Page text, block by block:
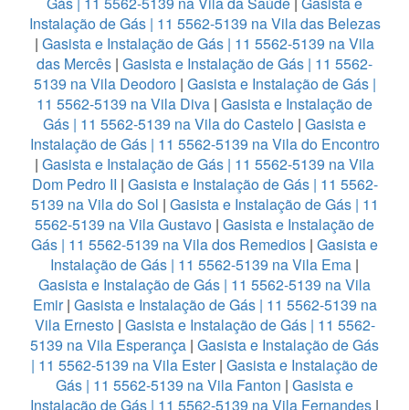
Instalação de Gás | 11 5562-5139 na Vila das Belezas
| Gasista e Instalação de Gás | 11 5562-5139 na Vila
das Mercês | Gasista e Instalação de Gás | 11 5562-
5139 na Vila Deodoro| Gasista e Instalação de Gás |
11 5562-5139 na Vila Diva | Gasista e Instalação de
Gás | 11 5562-5139 na Vila do Castelo | Gasista e
Instalação de Gás | 11 5562-5139 na Vila do Encontro
| Gasista e Instalação de Gás | 11 5562-5139 na Vila
Dom Pedro II | Gasista e Instalação de Gás | 11 5562-
5139 na Vila do Sol | Gasista e Instalação de Gás | 11
5562-5139 na Vila Gustavo | Gasista e Instalação de
Gás | 11 5562-5139 na Vila dos Remedios | Gasista e
Instalação de Gás | 11 5562-5139 na Vila Ema |
Gasista e Instalação de Gás | 11 5562-5139 na Vila
Emir| Gasista e Instalação de Gás | 11 5562-5139 na
Vila Ernesto| Gasista e Instalação de Gás | 11 5562-
5139 na Vila Esperança | Gasista e Instalação de Gás
| 11 5562-5139 na Vila Ester| Gasista e Instalação de
Gás | 11 5562-5139 na Vila Fanton | Gasista e
Instalação de Gás | 11 5562-5139 na Vila Fernandes |